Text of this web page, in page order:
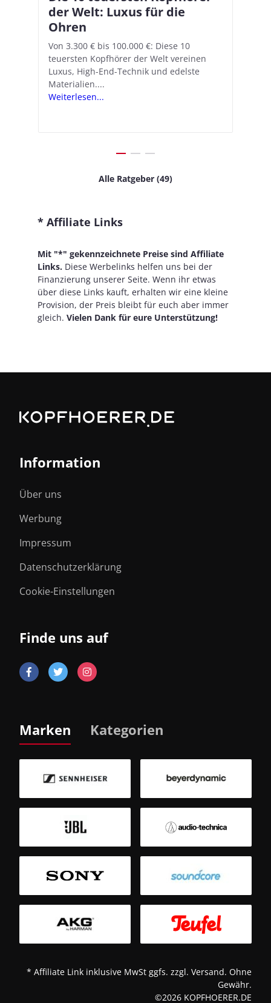
der Welt: Luxus für die
Ohren
Von 3.300 € bis 100.000 €: Diese 10
teuersten Kopfhörer der Welt vereinen
Luxus, High-End-Technik und edelste
Materialien....
Weiterlesen...
18.1: So richtet ihr das neue
Hörgeräte-Feature ein
Mit iOS 18.1 und den AirPods Pro 2
verwandelt Apple seine In-Ear-Kopfhörer
in kostengünstige Hörhilfen. In wenigen
Schritten...
Weiterlesen...
Alle Ratgeber (49)
* Affiliate Links
Mit "*" gekennzeichnete Preise sind Affiliate
Links. Diese Werbelinks helfen uns bei der
Finanzierung unserer Seite. Wenn ihr etwas
über diese Links kauft, erhalten wir eine kleine
Provision, der Preis bleibt für euch aber immer
gleich. Vielen Dank für eure Unterstützung!
Information
Über uns
Werbung
Impressum
Datenschutzerklärung
Cookie-Einstellungen
Finde uns auf
Marken Kategorien
* Affiliate Link inklusive MwSt ggfs. zzgl. Versand. Ohne
Gewähr.
©2026 KOPFHOERER.DE